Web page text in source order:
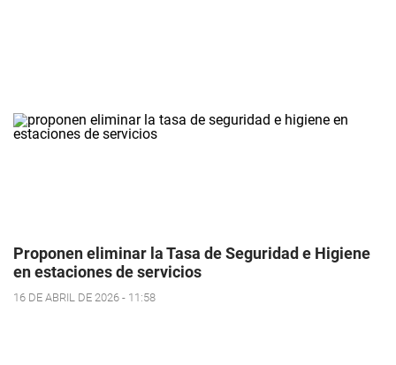
Proponen eliminar la Tasa de Seguridad e Higiene
en estaciones de servicios
16 DE ABRIL DE 2026 - 11:58